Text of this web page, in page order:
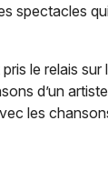
spectacles
le relais
d’un
les